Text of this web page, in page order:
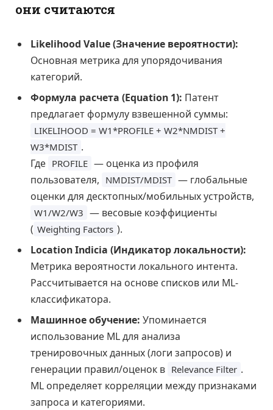
они считаются
Likelihood Value (Значение вероятности):
Основная метрика для упорядочивания
категорий.
Формула расчета (Equation 1): Патент
предлагает формулу взвешенной суммы:
LIKELIHOOD = W1*PROFILE + W2*NMDIST +
W3*MDIST .
Где PROFILE — оценка из профиля
пользователя, NMDIST/MDIST — глобальные
оценки для десктопных/мобильных устройств,
W1/W2/W3 — весовые коэффициенты
( Weighting Factors ).
Location Indicia (Индикатор локальности):
Метрика вероятности локального интента.
Рассчитывается на основе списков или ML-
классификатора.
Машинное обучение: Упоминается
использование ML для анализа
тренировочных данных (логи запросов) и
генерации правил/оценок в Relevance Filter .
ML определяет корреляции между признаками
запроса и категориями.